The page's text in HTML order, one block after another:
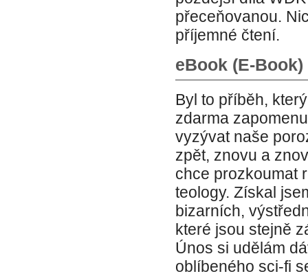
přeceňovanou.
příjemné čtení.
eBook (E-Book)
Byl to příběh,
zdarma
vyzývat naše
zpět, znovu a
chce prozkoumat
teology. Získal
bizarních,
které jsou stejně
Únos si udělám
oblíbeného sci-fi